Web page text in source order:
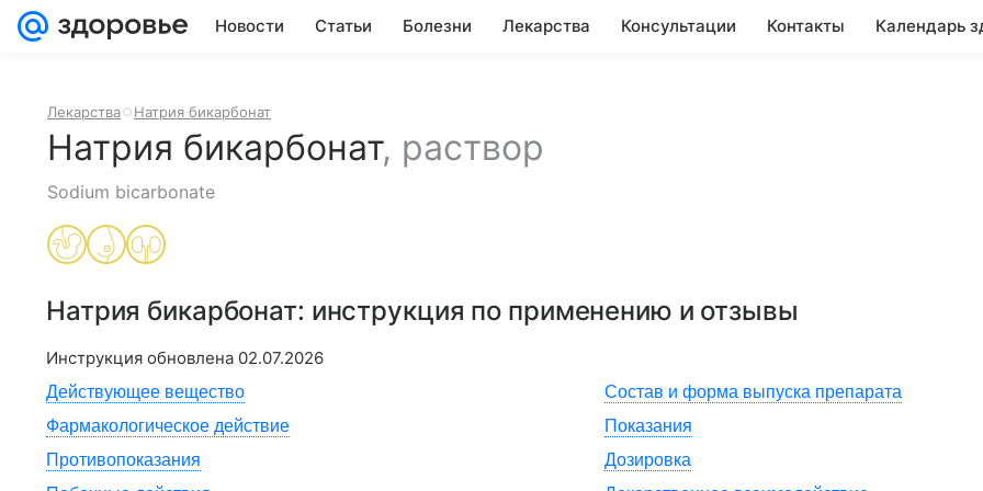
Новости Статьи Болезни Лекарства Консультации Контакты Календарь
Лекарства Натрия бикарбонат
Натрия бикарбонат, раствор
Sodium bicarbonate
Натрия бикарбонат: инструкция по применению и отзывы
Инструкция обновлена 02.07.2026
Действующее вещество
Состав и форма выпуска препарата
Фармакологическое действие
Показания
Противопоказания
Дозировка